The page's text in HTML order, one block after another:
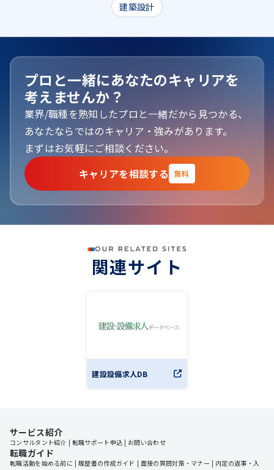
建築設計
プロと一緒にあなたのキャリアを
考えませんか？
業界/職種を熟知したプロと一緒だから見つかる、
あなたならではのキャリア・強みがあります。
まずはお気軽にご相談ください。
キャリアを相談する
無料
関連サイト
建設設備求人DB
サービス紹介
コンサルタント紹介 転職サポート申込 お問い合わせ
転職ガイド
転職活動を始める前に 履歴書の作成ガイド 面接の質問対策・マナー
内定の返事・入